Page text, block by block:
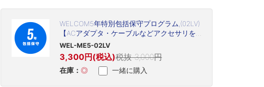
WELCOM5年特別包括保守プログラム,(02LV)
【ACアダプタ・ケーブルなどアクセサリを
含む(但し、プリントヘッド・プラテン・バ
ッテリなど消耗品は除く)】
WEL-ME5-02LV
3,300円(税込)税抜 3,000円
在庫： ◎ 一緒に購入